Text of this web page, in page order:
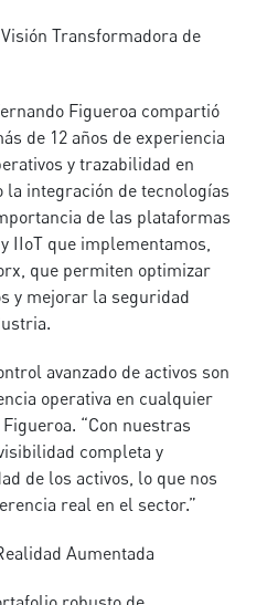
Transformadora de
Figueroa compartió
de 12 años de experiencia
y trazabilidad en
integración de tecnologías
de las plataformas
IIoT que implementamos,
que permiten optimizar
y mejorar la seguridad
avanzado de activos son
operativa en cualquier
“Con nuestras
completa y
de los activos, lo que nos
real en el sector.”
Aumentada